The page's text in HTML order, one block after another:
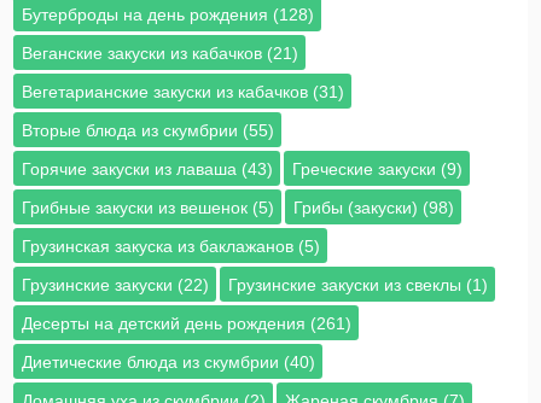
Бутерброды на день рождения (128)
Веганские закуски из кабачков (21)
Вегетарианские закуски из кабачков (31)
Вторые блюда из скумбрии (55)
Горячие закуски из лаваша (43)
Греческие закуски (9)
Грибные закуски из вешенок (5)
Грибы (закуски) (98)
Грузинская закуска из баклажанов (5)
Грузинские закуски (22)
Грузинские закуски из свеклы (1)
Десерты на детский день рождения (261)
Диетические блюда из скумбрии (40)